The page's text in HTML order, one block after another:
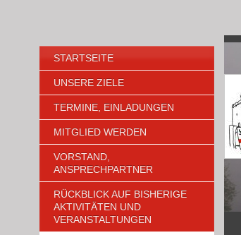
STARTSEITE
UNSERE ZIELE
TERMINE, EINLADUNGEN
MITGLIED WERDEN
VORSTAND,
ANSPRECHPARTNER
RÜCKBLICK AUF BISHERIGE
AKTIVITÄTEN UND
VERANSTALTUNGEN